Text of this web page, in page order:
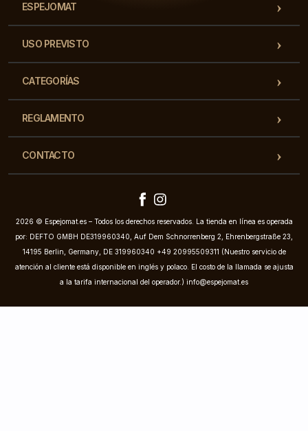
ESPEJOMAT
USO PREVISTO
CATEGORÍAS
REGLAMENTO
CONTACTO
2026 © Espejomat.es – Todos los derechos reservados. La tienda en línea es operada
por: DEFTO GMBH DE319960340, Auf Dem Schnorrenberg 2, Ehrenbergstraße 23,
14195 Berlin, Germany, DE 319960340 +49 20995509311 (Nuestro servicio de
atención al cliente está disponible en inglés y polaco. El costo de la llamada se ajusta
a la tarifa internacional del operador.) info@espejomat.es